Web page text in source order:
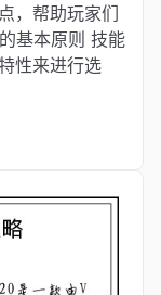
，帮助玩家们
基本原则 技能
性来进行选